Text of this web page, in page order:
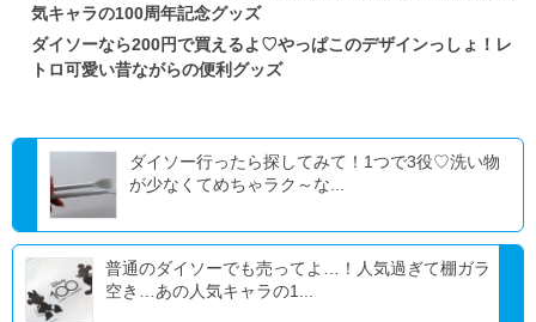
気キャラの100周年記念グッズ
ダイソーなら200円で買えるよ♡やっぱこのデザインっしょ！レ
トロ可愛い昔ながらの便利グッズ
ダイソー行ったら探してみて！1つで3役♡洗い物
が少なくてめちゃラク～な...
普通のダイソーでも売ってよ…！人気過ぎて棚ガラ
空き…あの人気キャラの1...